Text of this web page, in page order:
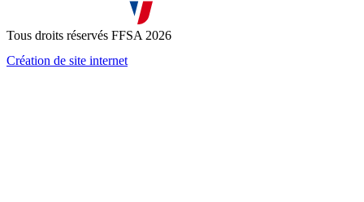
Tous droits réservés FFSA 2026
Création de site internet